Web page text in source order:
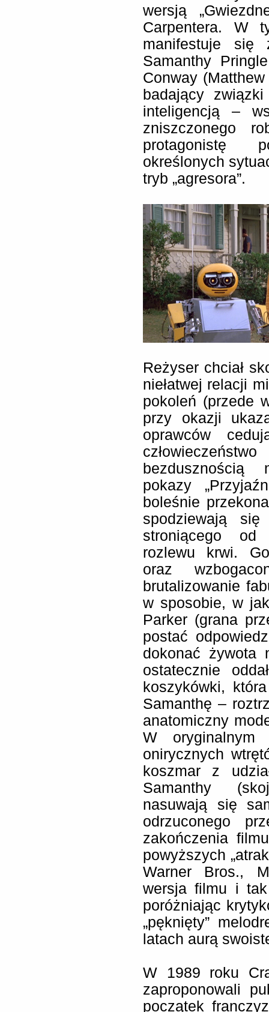
wersją
Carpentera. W
manifestuje się
Samanthy
Conway
badający
inteligencją –
zniszczonego
protagonistę
określonych
tryb „agresora”.
Reżyser chciał
niełatwej relacji
pokoleń (przede
przy okazji
oprawców
bezdusznością
pokazy
boleśnie
spodziewają
stroniącego od
rozlewu krwi.
oraz
brutalizowanie
w sposobie, w
Parker (grana
postać
dokonać żywota
ostatecznie
koszykówki,
Samanthę –
anatomiczny
W oryginalnym
onirycznych
koszmar z
Samanthy
nasuwają się
odrzuconego
zakończenia
powyższych
Warner Bros.,
wersja filmu i
poróżniając
„pęknięty”
latach aurą
W 1989 roku
zaproponowali
początek